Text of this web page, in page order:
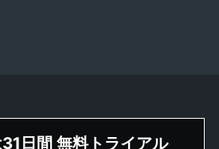
31日間 無料トライアル